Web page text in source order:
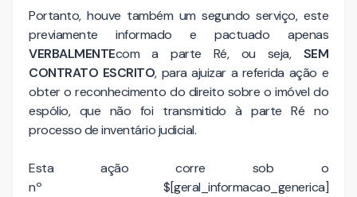
Portanto, houve também um segundo serviço, este
previamente informado e pactuado apenas
VERBALMENTEcom a parte Ré, ou seja, SEM
CONTRATO ESCRITO, para ajuizar a referida ação e
obter o reconhecimento do direito sobre o imóvel do
espólio, que não foi transmitido à parte Ré no
processo de inventário judicial.
Esta ação corre sob o
nº $[geral_informacao_generica]